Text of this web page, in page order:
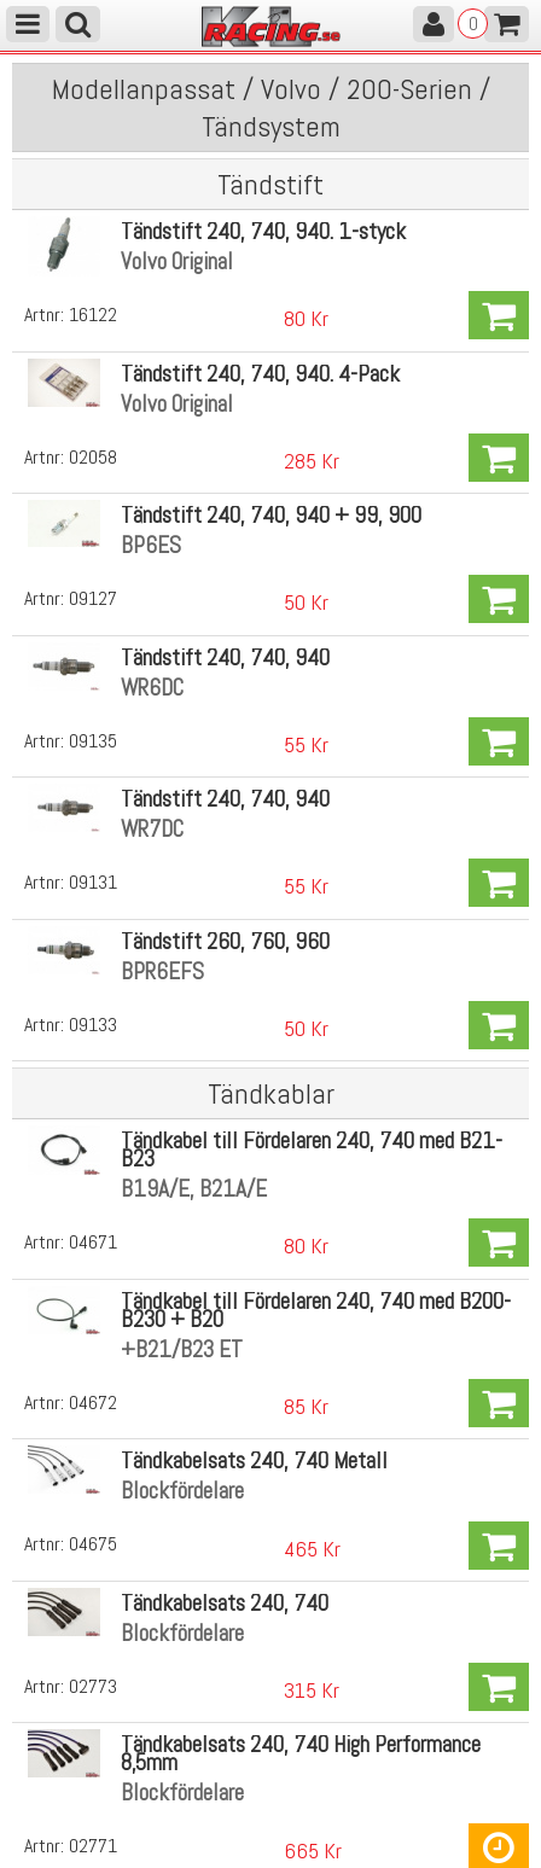
0
Modellanpassat / Volvo / 200-Serien /
Tändsystem
Tändstift
Artnr: 16122
Tändstift 240, 740, 940. 1-styck
Volvo Original
80 Kr
Artnr: 02058
Tändstift 240, 740, 940. 4-Pack
Volvo Original
285 Kr
Artnr: 09127
Tändstift 240, 740, 940 + 99, 900
BP6ES
50 Kr
Artnr: 09135
Tändstift 240, 740, 940
WR6DC
55 Kr
Artnr: 09131
Tändstift 240, 740, 940
WR7DC
55 Kr
Artnr: 09133
Tändstift 260, 760, 960
BPR6EFS
50 Kr
Tändkablar
Artnr: 04671
Tändkabel till Fördelaren 240, 740 med B21-
B23
B19A/E, B21A/E
80 Kr
Artnr: 04672
Tändkabel till Fördelaren 240, 740 med B200-
B230 + B20
+B21/B23 ET
85 Kr
Artnr: 04675
Tändkabelsats 240, 740 Metall
Blockfördelare
465 Kr
Artnr: 02773
Tändkabelsats 240, 740
Blockfördelare
315 Kr
Artnr: 02771
Tändkabelsats 240, 740 High Performance
8,5mm
Blockfördelare
665 Kr